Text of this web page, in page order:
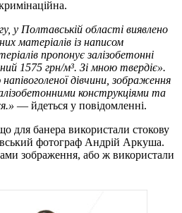
у Полтавській області виявлено
матеріалів із написом
пропонує залізобетонні
1575 грн/м³. Зі мною твердіє».
дівчини, зображення
конструкціями та
— йдеться у повідомленні.
для банера використали стокову
фотограф Андрій Аркуша.
зображення, або ж використали